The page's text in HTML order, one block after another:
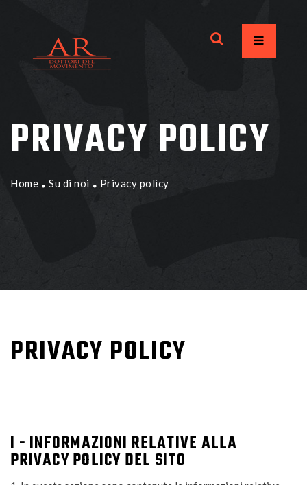
PRIVACY POLICY
Home Su di noi Privacy policy
PRIVACY POLICY
I - INFORMAZIONI RELATIVE ALLA
PRIVACY POLICY DEL SITO